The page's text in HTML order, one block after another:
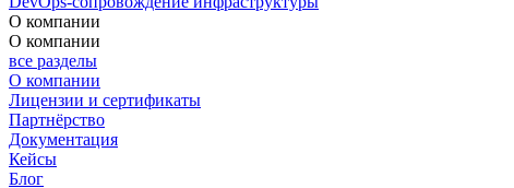
О компании
О компании
все разделы
О компании
Лицензии и сертификаты
Партнёрство
Документация
Кейсы
Блог